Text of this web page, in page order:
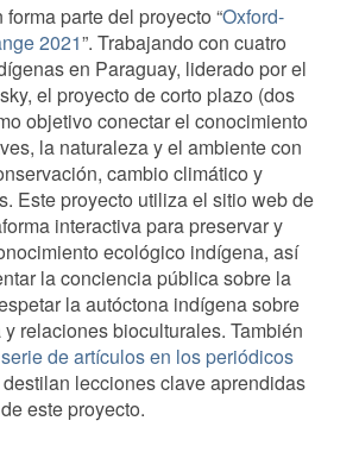
parte del proyecto “Oxford-
2021”. Trabajando con cuatro
en Paraguay, liderado por el
el proyecto de corto plazo (dos
objetivo conectar el conocimiento
la naturaleza y el ambiente con
cambio climático y
Este proyecto utiliza el sitio web de
interactiva para preservar y
ecológico indígena, así
la conciencia pública sobre la
la autóctona indígena sobre
relaciones bioculturales. También
de artículos en los periódicos
lecciones clave aprendidas
este proyecto.